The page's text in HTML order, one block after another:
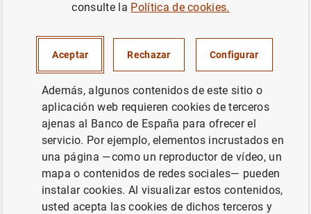
del Eurosistema: segundo paso hacia la lista
única (27KB)
Siguiente
Estado financiero consolida...
consulte la Política de cookies.
Aceptar Rechazar Configurar
Además, algunos contenidos de este sitio o
aplicación web requieren cookies de terceros
ajenas al Banco de España para ofrecer el
servicio. Por ejemplo, elementos incrustados en
una página —como un reproductor de vídeo, un
mapa o contenidos de redes sociales— pueden
instalar cookies. Al visualizar estos contenidos,
usted acepta las cookies de dichos terceros y